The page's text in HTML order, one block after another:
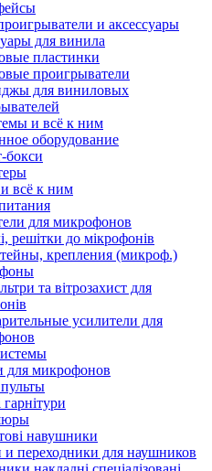
и аксессуары
для винила
пластинки
проигрыватели
для виниловых
и всё к ним
оборудование
бокси
всё к ним
для микрофонов
решітки до мікрофонів
крепления (микроф.)
та вітрозахист для
усилители для
для микрофонов
навушники
и переходники для наушников